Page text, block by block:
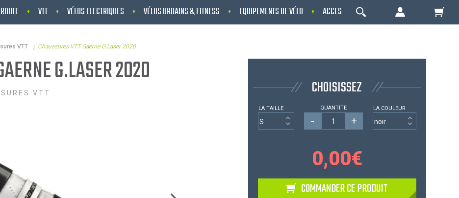
VTT VÉLOS ELECTRIQUES VÉLOS URBAINS & FITNESS EQUIPEMENTS DE VÉLO ACCESSOIRES NOS PROMOS
OK
Votre panier est là pour vous servir. Donnez-
lui un but ! C'est un lieu temporaire où est
VTT Chaussures VTT Gaerne G.Laser 2020
G.LASER 2020
VTT CHOISISSEZ
LA TAILLE QUANTITE
- +
LA COULEUR
0,00€
COMMANDER CE PRODUIT